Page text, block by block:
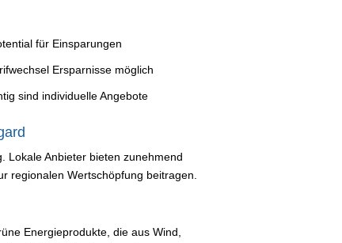
für Einsparungen
Ersparnisse möglich
sind individuelle Angebote
Lokale Anbieter bieten zunehmend
regionalen Wertschöpfung beitragen.
Energieprodukte, die aus Wind,